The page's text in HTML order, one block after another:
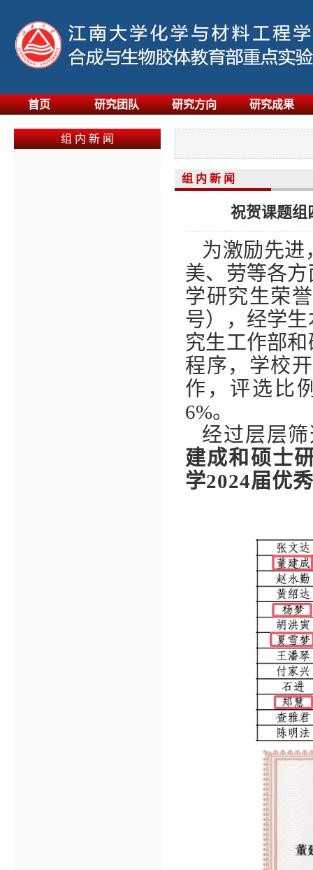
首页 研究团队 研究方向 研究成果
组 内 新 闻
组 内 新 闻
祝贺课题组
为激励先进
美、劳等各
学研究生荣
号），经学
究生工作部
程序，学校
作，评选比
6%。
经过层层
建成和硕士
学2024届优